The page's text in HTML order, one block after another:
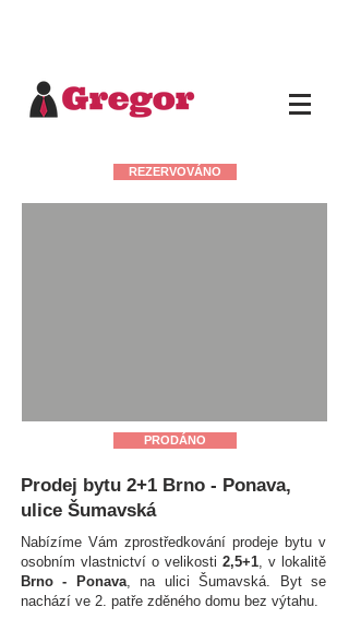
REZERVOVÁNO
PRODÁNO
Prodej bytu 2+1 Brno - Ponava,
ulice Šumavská
Nabízíme Vám zprostředkování prodeje bytu v
osobním vlastnictví o velikosti 2,5+1, v lokalitě
Brno - Ponava, na ulici Šumavská. Byt se
nachází ve 2. patře zděného domu bez výtahu.